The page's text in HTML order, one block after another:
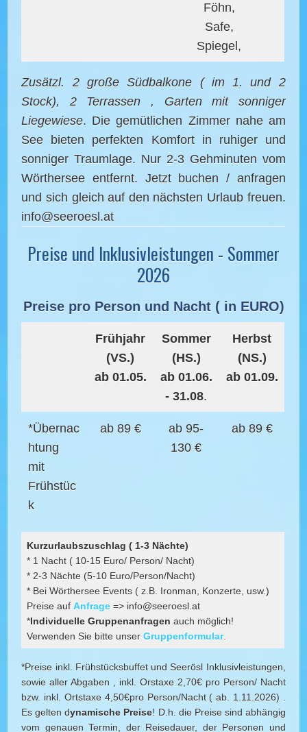
Föhn,
Safe,
Spiegel,
Zusätzl.
2 große Südbalkone ( im 1. und 2
Stock), 2 Terrassen , Garten mit sonniger
Liegewiese. Die gemütlichen Zimmer nahe am
See bieten perfekten Komfort in ruhiger und
sonniger Traumlage. Nur 2-3 Gehminuten vom
Wörthersee entfernt. Jetzt buchen / anfragen
und sich gleich auf den nächsten Urlaub freuen.
info@seeroesl.at
Preise und Inklusivleistungen - Sommer
2026
Preise pro Person und Nacht ( in EURO)
Frühjahr
(VS.)
ab 01.05.
Sommer
(HS.)
ab 01.06.
- 31.08.
Herbst
(NS.)
ab 01.09.
*Übernac
htung
mit
Frühstüc
k
ab 89 €
ab 95-
130 €
ab 89 €
Kurzurlaubszuschlag ( 1-3 Nächte)
* 1 Nacht ( 10-15 Euro/ Person/ Nacht)
* 2-3 Nächte (5-10 Euro/Person/Nacht)
* Bei Wörthersee Events ( z.B. Ironman, Konzerte, usw.)
Preise aufAnfrage => info@seeroesl.at
*Individuelle Gruppenanfragenauch möglich!
Verwenden Sie bitte unserGruppenformular.
*Preise inkl. Frühstücksbuffet und Seerösl Inklusivleistungen,
sowie aller Abgaben , inkl. Orstaxe 2,70€ pro Person/ Nacht
bzw. inkl. Ortstaxe 4,50€pro Person/Nacht ( ab. 1.11.2026) .
Es gelten dynamische Preise! D.h. die Preise sind abhängig
vom genauen Termin, der Reisedauer, der Personen und